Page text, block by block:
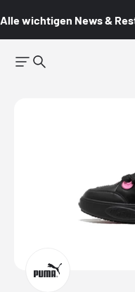
Alle wichtigen News &